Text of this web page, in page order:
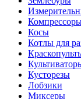
Косы
Котлы для
Кусторезы
Лобзики
Миксеры